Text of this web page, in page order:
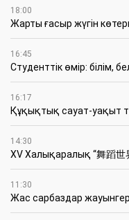
18:00
Жарты ғасыр жүгін
16:45
Студенттік өмір: білім,
16:17
Құқықтық сауат-уақыт
14:30
XV Халықаралық “舞蹈
11:30
Жас сарбаздар